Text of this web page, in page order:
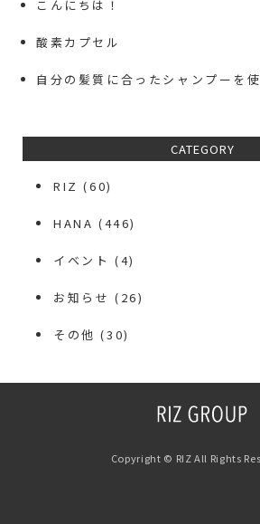
こんにちは！
酸素カプセル
自分の髪質に合ったシャンプーを
CATEGORY
RIZ (60)
HANA (446)
イベント (4)
お知らせ (26)
その他 (30)
Copyright © RIZ All Rights